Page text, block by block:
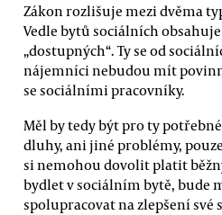
Zákon rozlišuje mezi dvěma
Vedle bytů sociálních
„dostupných“. Ty se od
nájemníci nebudou mít
se sociálními pracovníky.
Měl by tedy být pro ty
dluhy, ani jiné problémy,
si nemohou dovolit platit
bydlet v sociálním bytě, bude
spolupracovat na zlepšení své